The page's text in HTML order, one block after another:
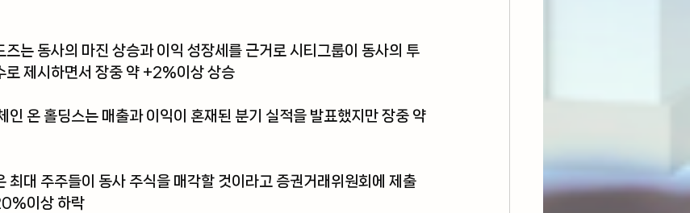
즈는 동사의 마진 상승과 이익 성장세를 근거로 시티그룹이 동사의 투
로 제시하면서 장중 약 +2%이상 상승
인 온 홀딩스는 매출과 이익이 혼재된 분기 실적을 발표했지만 장중 약
최대 주주들이 동사 주식을 매각할 것이라고 증권거래위원회에 제출
이상 하락